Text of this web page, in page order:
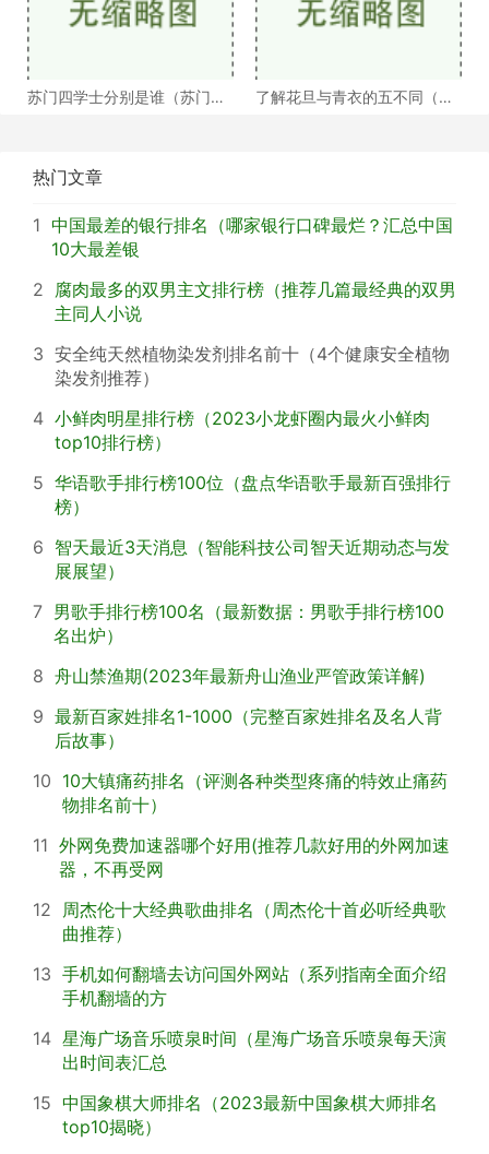
苏门四学士分别是谁（苏门四
了解花旦与青衣的五不同（浅
热门文章
1 中国最差的银行排名（哪家银行口碑最烂？汇总中国
10大最差银
2
腐肉最多的双男主文排行榜（推荐几篇最经典的双男
主同人小说
3 安全纯天然植物染发剂排名前十（4个健康安全植物
染发剂推荐）
4 小鲜肉明星排行榜（2023小龙虾圈内最火小鲜肉
top10排行榜）
5 华语歌手排行榜100位（盘点华语歌手最新百强排行
榜）
6 智天最近3天消息（智能科技公司智天近期动态与发
展展望）
7 男歌手排行榜100名（最新数据：男歌手排行榜100
名出炉）
8 舟山禁渔期(2023年最新舟山渔业严管政策详解)
9 最新百家姓排名1-1000（完整百家姓排名及名人背
后故事）
10 10大镇痛药排名（评测各种类型疼痛的特效止痛药
物排名前十）
11 外网免费加速器哪个好用(推荐几款好用的外网加速
器，不再受网
12
周杰伦十大经典歌曲排名（周杰伦十首必听经典歌
曲推荐）
13 手机如何翻墙去访问国外网站（系列指南全面介绍
手机翻墙的方
14 星海广场音乐喷泉时间（星海广场音乐喷泉每天演
出时间表汇总
15 中国象棋大师排名（2023最新中国象棋大师排名
top10揭晓）